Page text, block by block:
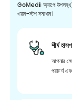
GoMedii অ্যাপে উপলব্ধ
ওয়ান-স্টপ সমাধান।
শীর্ষ
আপনার
পরামর্শ